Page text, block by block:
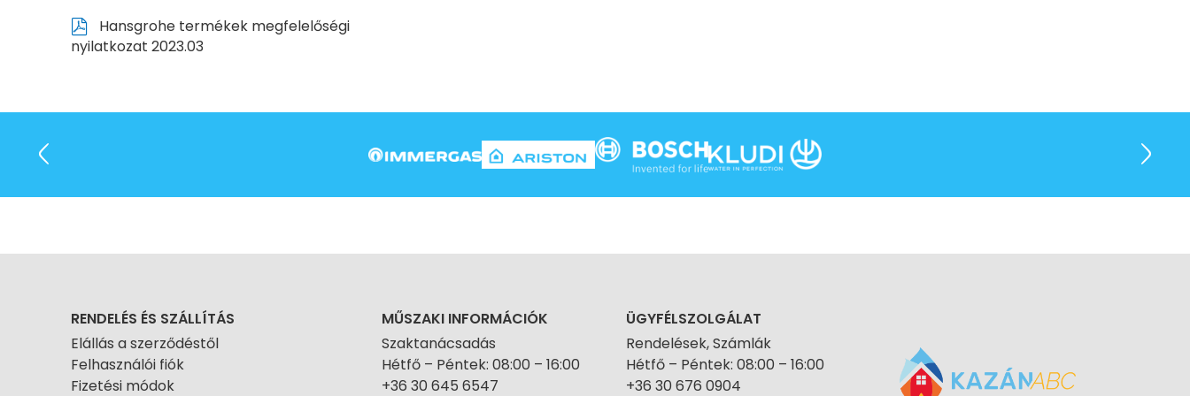
Hansgrohe termékek megfelelőségi
nyilatkozat 2023.03
RENDELÉS ÉS SZÁLLÍTÁS
Elállás a szerződéstől
Felhasználói fiók
Fizetési módok
MŰSZAKI INFORMÁCIÓK
Szaktanácsadás
Hétfő – Péntek: 08:00 – 16:00
+36 30 645 6547
ÜGYFÉLSZOLGÁLAT
Rendelések, Számlák
Hétfő – Péntek: 08:00 – 16:00
+36 30 676 0904